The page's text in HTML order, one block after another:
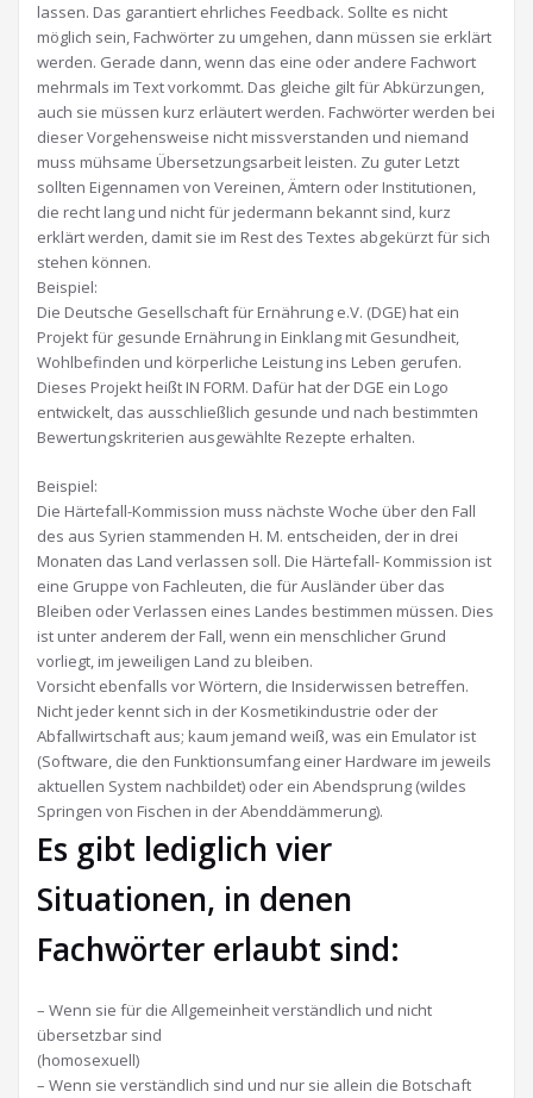
lassen. Das garantiert ehrliches Feedback. Sollte es nicht
möglich sein, Fachwörter zu umgehen, dann müssen sie erklärt
werden. Gerade dann, wenn das eine oder andere Fachwort
mehrmals im Text vorkommt. Das gleiche gilt für Abkürzungen,
auch sie müssen kurz erläutert werden. Fachwörter werden bei
dieser Vorgehensweise nicht missverstanden und niemand
muss mühsame Übersetzungsarbeit leisten. Zu guter Letzt
sollten Eigennamen von Vereinen, Ämtern oder Institutionen,
die recht lang und nicht für jedermann bekannt sind, kurz
erklärt werden, damit sie im Rest des Textes abgekürzt für sich
stehen können.
Beispiel:
Die Deutsche Gesellschaft für Ernährung e.V. (DGE) hat ein
Projekt für gesunde Ernährung in Einklang mit Gesundheit,
Wohlbefinden und körperliche Leistung ins Leben gerufen.
Dieses Projekt heißt IN FORM. Dafür hat der DGE ein Logo
entwickelt, das ausschließlich gesunde und nach bestimmten
Bewertungskriterien ausgewählte Rezepte erhalten.
Beispiel:
Die Härtefall-Kommission muss nächste Woche über den Fall
des aus Syrien stammenden H. M. entscheiden, der in drei
Monaten das Land verlassen soll. Die Härtefall- Kommission ist
eine Gruppe von Fachleuten, die für Ausländer über das
Bleiben oder Verlassen eines Landes bestimmen müssen. Dies
ist unter anderem der Fall, wenn ein menschlicher Grund
vorliegt, im jeweiligen Land zu bleiben.
Vorsicht ebenfalls vor Wörtern, die Insiderwissen betreffen.
Nicht jeder kennt sich in der Kosmetikindustrie oder der
Abfallwirtschaft aus; kaum jemand weiß, was ein Emulator ist
(Software, die den Funktionsumfang einer Hardware im jeweils
aktuellen System nachbildet) oder ein Abendsprung (wildes
Springen von Fischen in der Abenddämmerung).
Es gibt lediglich vier
Situationen, in denen
Fachwörter erlaubt sind:
– Wenn sie für die Allgemeinheit verständlich und nicht
übersetzbar sind
(homosexuell)
– Wenn sie verständlich sind und nur sie allein die Botschaft